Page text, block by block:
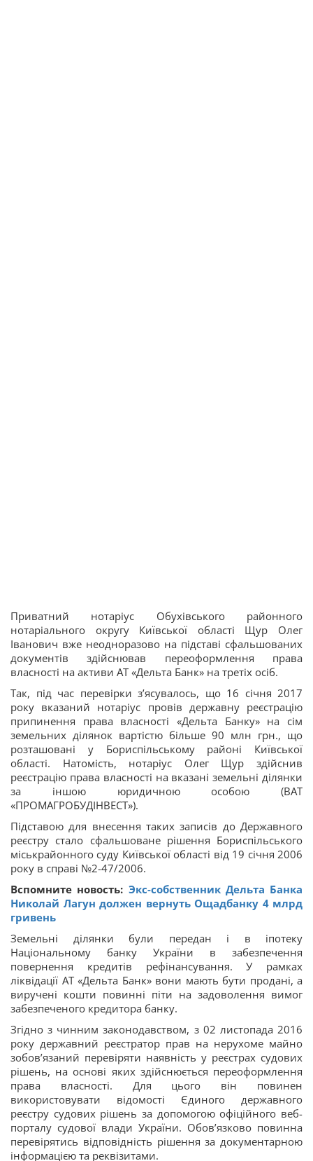
Приватний нотаріус Обухівського районного
нотаріального округу Київської області Щур Олег
Іванович вже неодноразово на підставі сфальшованих
документів здійснював переоформлення права
власності на активи АТ «Дельта Банк» на третіх осіб.
Так, під час перевірки з’ясувалось, що 16 січня 2017
року вказаний нотаріус провів державну реєстрацію
припинення права власності «Дельта Банку» на сім
земельних ділянок вартістю більше 90 млн грн., що
розташовані у Бориспільському районі Київської
області. Натомість, нотаріус Олег Щур здійснив
реєстрацію права власності на вказані земельні ділянки
за іншою юридичною особою (ВАТ
«ПРОМАГРОБУДІНВЕСТ»).
Підставою для внесення таких записів до Державного
реєстру стало сфальшоване рішення Бориспільського
міськрайонного суду Київської області від 19 січня 2006
року в справі №2-47/2006.
Вспомните новость: Экс-собственник Дельта Банка
Николай Лагун должен вернуть Ощадбанку 4 млрд
гривень
Земельні ділянки були передан і в іпотеку
Національному банку України в забезпечення
повернення кредитів рефінансування. У рамках
ліквідації АТ «Дельта Банк» вони мають бути продані, а
виручені кошти повинні піти на задоволення вимог
забезпеченого кредитора банку.
Згідно з чинним законодавством, з 02 листопада 2016
року державний реєстратор прав на нерухоме майно
зобов’язаний перевіряти наявність у реєстрах судових
рішень, на основі яких здійснюється переоформлення
права власності. Для цього він повинен
використовувати відомості Єдиного державного
реєстру судових рішень за допомогою офіційного веб-
порталу судової влади України. Обов’язково повинна
перевірятись відповідність рішення за документарною
інформацією та реквізитами.